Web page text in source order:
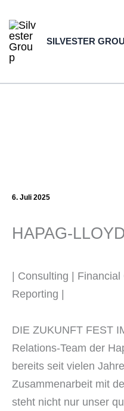
Inhalt
springen
SILVESTER
6. Juli 2025
HAPAG-LLOYD
| Consulting |
Reporting |
DIE ZUKUNFT FEST
Relations-Team der
bereits seit vielen
Zusammenarbeit mit
steht nicht nur unser